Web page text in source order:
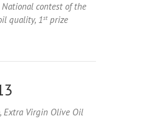
contest of the
quality, 1stprize
Extra Virgin Olive Oil